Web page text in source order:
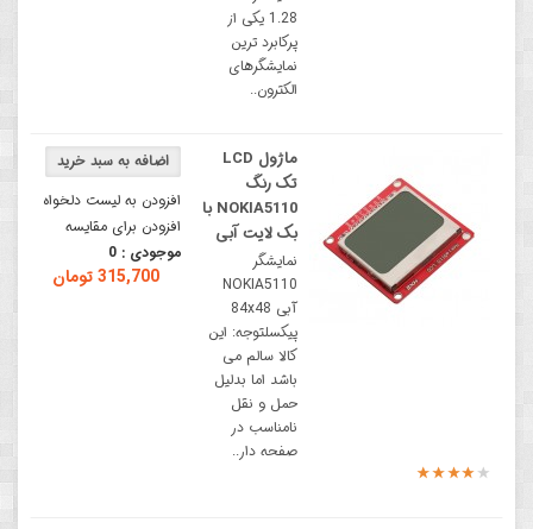
1.28 یکی از
پرکابرد ترین
نمایشگرهای
الکترون..
افزودن به لیست دلخواه
افزودن برای مقایسه
موجودی : 0
315,700 تومان
ماژول LCD
تک رنگ
NOKIA5110 با
بک لایت آبی
نمایشگر
NOKIA5110
آبی 84x48
پیکسلتوجه: این
کالا سالم می
باشد اما بدلیل
حمل و نقل
نامناسب در
صفحه دار..